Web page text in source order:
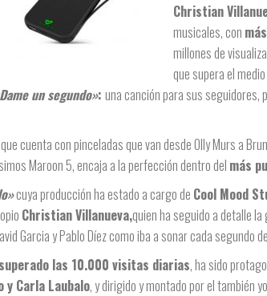
Christian
musicales, con
millones de
que supera el
un segundo»: una canción para sus seguidores,
cuenta con pinceladas que van desde Olly Murs a
Maroon 5, encaja a la perfección dentro del más
cuya producción ha estado a cargo de Cool Mood
Christian Villanueva,quien ha seguido a detalle
Garcia y Pablo Díez como iba a sonar cada segundo
las 10.000 visitas diarias, ha sido
y Carla Laubalo, y dirigido y montado por el también